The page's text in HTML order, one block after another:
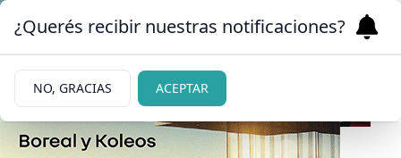
¿Querés recibir nuestras notificaciones?
NO, GRACIAS ACEPTAR